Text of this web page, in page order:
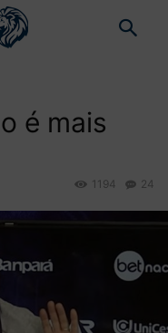
é mais
24
1194